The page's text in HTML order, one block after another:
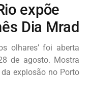
expõe
Dia Mrad
olhares’ foi aberta
de agosto. Mostra
explosão no Porto